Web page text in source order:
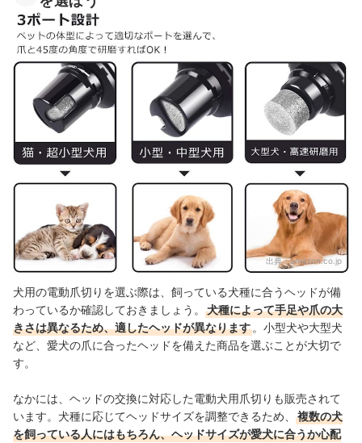
出典：amazon.co.jp
犬用の電動爪切りを選ぶ際は、飼っている犬種に合うヘッドが備
わっているか確認しておきましょう。
犬種によって手足や爪の大
きさは異なるため、適したヘッドが異なります 。小型犬や大型犬
など、愛犬の爪に合ったヘッドを備えた商品を選ぶことが大切で
す。
なかには、ヘッドの交換に対応した電動犬用爪切りも販売されて
います。犬種に応じてヘッドサイズを調整できるため、
複数の犬
を飼っている人にはもちろん、ヘッドサイズが愛犬に合うか心配